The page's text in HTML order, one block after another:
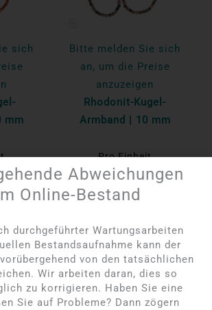
sich
mm
Bitte melden Sie sich
an, um die Preise
anzuzeigen
Rhodonit-Kugel-
Armband | 10 mm
Pro Einheit
Mehr lesen
Abweichungen
Online-Bestand
durchgeführter Wartungsarbeiten
Bestandsaufnahme kann der
von den tatsächlichen
Wir arbeiten daran, dies so
zu korrigieren. Haben Sie eine
Sie auf Probleme? Dann zögern